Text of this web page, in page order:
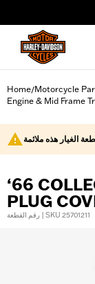
Home/Motorcycle
Engine & Mid Frame
الغيار هذه ملائمة
‘66
PLUG
رقم القطعة | SKU 25701211